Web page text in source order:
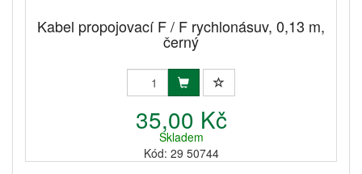
Kabel propojovací F / F rychlonásuv, 0,13 m,
černý
35,00 Kč
Skladem
Kód: 29 50744